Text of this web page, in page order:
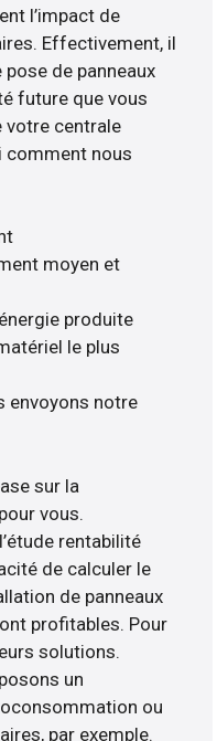
l’impact de
Effectivement, il
de panneaux
future que vous
votre centrale
comment nous
moyen et
produite
le plus
envoyons notre
sur la
vous.
rentabilité
de calculer le
de panneaux
profitables. Pour
solutions.
un
ou
par exemple.